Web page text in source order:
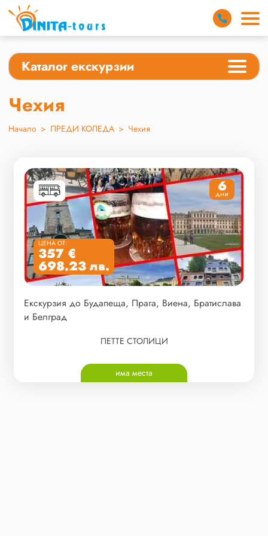
Каталог екскурзии
Чехия
Начало > ПРЕДИ КОЛЕДА > Чехия
6
дни
ЦЕНА ОТ:
357 €
698.23 лв.
Екскурзия до Будапеща, Прага, Виена, Братислава
и Белград
ПЕТТЕ СТОЛИЦИ
има места